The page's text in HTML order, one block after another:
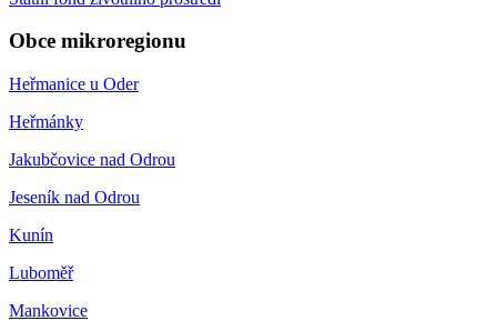
Obce mikroregionu
Heřmanice u Oder
Heřmánky
Jakubčovice nad Odrou
Jeseník nad Odrou
Kunín
Luboměř
Mankovice